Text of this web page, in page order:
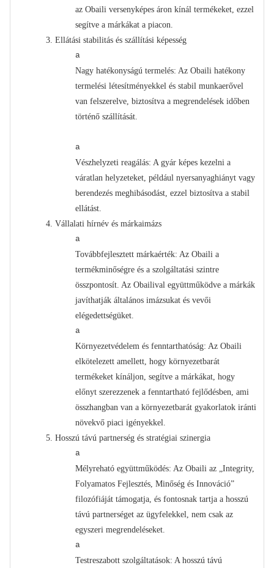
az Obaili versenyképes áron kínál termékeket, ezzel
segítve a márkákat a piacon.
3. Ellátási stabilitás és szállítási képesség
a
Nagy hatékonyságú termelés: Az Obaili hatékony
termelési létesítményekkel és stabil munkaerővel
van felszerelve, biztosítva a megrendelések időben
történő szállítását.
a
Vészhelyzeti reagálás: A gyár képes kezelni a
váratlan helyzeteket, például nyersanyaghiányt vagy
berendezés meghibásodást, ezzel biztosítva a stabil
ellátást.
4. Vállalati hírnév és márkaimázs
a
Továbbfejlesztett márkaérték: Az Obaili a
termékminőségre és a szolgáltatási szintre
összpontosít. Az Obailival együttműködve a márkák
javíthatják általános imázsukat és vevői
elégedettségüket.
a
Környezetvédelem és fenntarthatóság: Az Obaili
elkötelezett amellett, hogy környezetbarát
termékeket kínáljon, segítve a márkákat, hogy
előnyt szerezzenek a fenntartható fejlődésben, ami
összhangban van a környezetbarát gyakorlatok iránti
növekvő piaci igényekkel.
5. Hosszú távú partnerség és stratégiai szinergia
a
Mélyreható együttműködés: Az Obaili az „Integrity,
Folyamatos Fejlesztés, Minőség és Innováció”
filozófiáját támogatja, és fontosnak tartja a hosszú
távú partnerséget az ügyfelekkel, nem csak az
egyszeri megrendeléseket.
a
Testreszabott szolgáltatások: A hosszú távú